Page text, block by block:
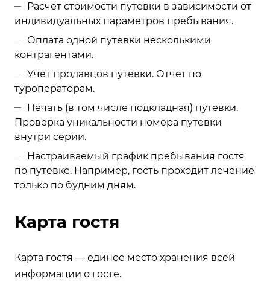
Расчет стоимости путевки в зависимости от
индивидуальных параметров пребывания.
Оплата одной путевки несколькими
контрагентами.
Учет продавцов путевки. Отчет по
туроператорам.
Печать (в том числе подкладная) путевки.
Проверка уникальности номера путевки
внутри серии.
Настраиваемый график пребывания гостя
по путевке. Например, гость проходит лечение
только по будним дням.
Карта гостя
Карта гостя — единое место хранения всей
информации о госте.